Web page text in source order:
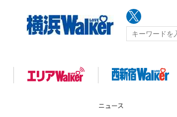
コラム